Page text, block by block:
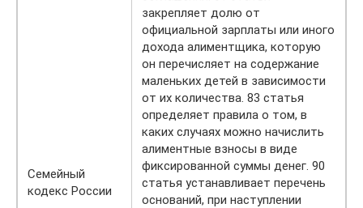
Семейный
кодекс России
закрепляет долю от
официальной зарплаты или иного
дохода алиментщика, которую
он перечисляет на содержание
маленьких детей в зависимости
от их количества. 83 статья
определяет правила о том, в
каких случаях можно начислить
алиментные взносы в виде
фиксированной суммы денег. 90
статья устанавливает перечень
оснований, при наступлении